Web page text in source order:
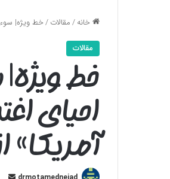
خانه/مقالات/خط ویژه|
مقالات
خط ویژه|
احیای
آمریکا»